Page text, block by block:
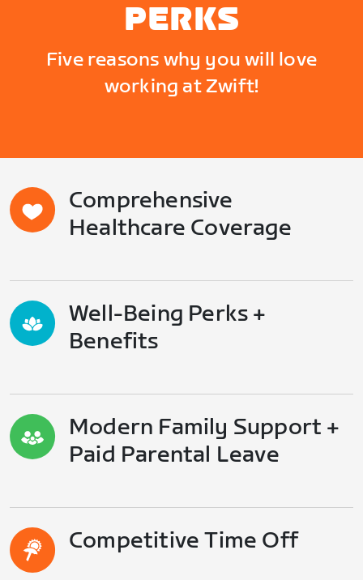
PERKS
Five reasons why you will love
working at Zwift!
Comprehensive
Healthcare Coverage
Well-Being Perks +
Benefits
Modern Family Support +
Paid Parental Leave
Competitive Time Off